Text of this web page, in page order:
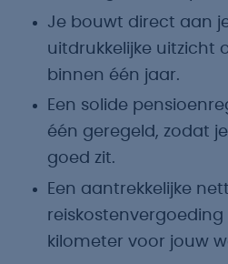
Je bouwt direct aan
uitdrukkelijke uitzicht
binnen één jaar.
Een solide
één geregeld, zodat
goed zit.
Een aantrekkelijke
kilometer voor jouw